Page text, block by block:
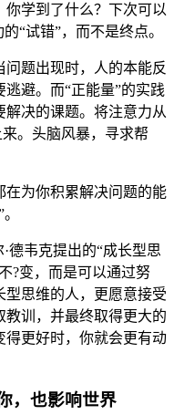
你学到了什么？下次可以
“试错”，而不是终点。
题出现时，人的本能反
避。而“正能量”的实践
决的课题。将注意力从
。头脑风暴，寻求帮
在为你积累解决问题的能
德韦克提出的“成长型思
?变，而是可以通过努
型思维的人，更愿意接受
训，并最终取得更大的
得更好时，你就会更有动
，也影响世界